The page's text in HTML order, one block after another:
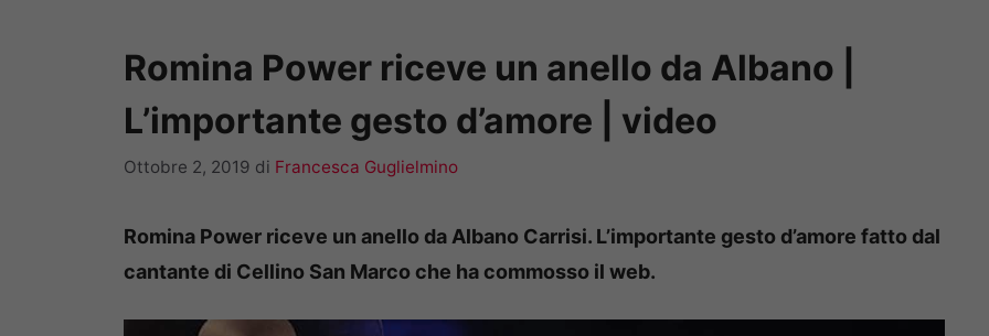
Romina Power riceve un anello da Albano |
L’importante gesto d’amore | video
Ottobre 2, 2019 di Francesca Guglielmino
Romina Power riceve un anello da Albano Carrisi. L’importante gesto d’amore fatto dal
cantante di Cellino San Marco che ha commosso il web.